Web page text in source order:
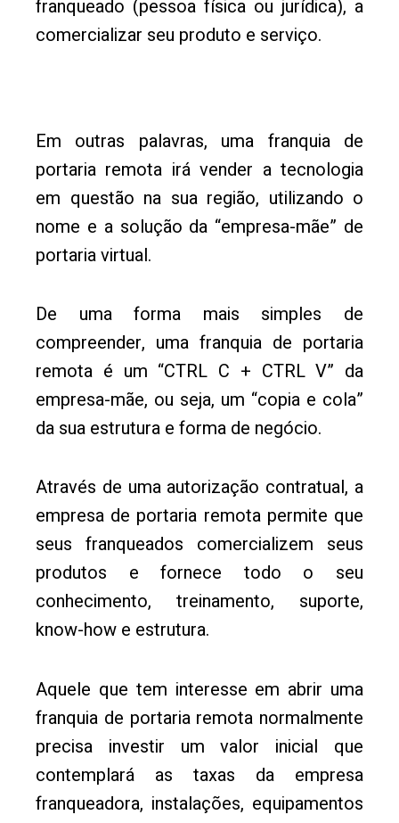
franqueado (pessoa física ou jurídica), a
comercializar seu produto e serviço.
Em outras palavras, uma franquia de
portaria remota irá vender a tecnologia
em questão na sua região, utilizando o
nome e a solução da “empresa-mãe” de
portaria virtual.
De uma forma mais simples de
compreender, uma franquia de portaria
remota é um “CTRL C + CTRL V” da
empresa-mãe, ou seja, um “copia e cola”
da sua estrutura e forma de negócio.
Através de uma autorização contratual, a
empresa de portaria remota permite que
seus franqueados comercializem seus
produtos e fornece todo o seu
conhecimento, treinamento, suporte,
know-how e estrutura.
Aquele que tem interesse em abrir uma
franquia de portaria remota normalmente
precisa investir um valor inicial que
contemplará as taxas da empresa
franqueadora, instalações, equipamentos